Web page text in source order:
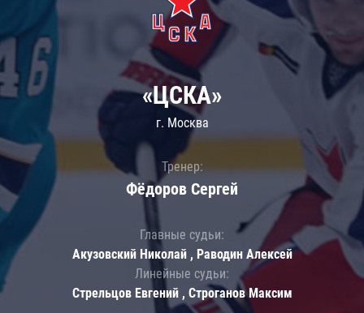
«ЦСКА»
г. Москва
Тренер:
Фёдоров Сергей
Главные судьи:
Акузовский Николай , Раводин Алексей
Линейные судьи:
Стрельцов Евгений , Строганов Максим